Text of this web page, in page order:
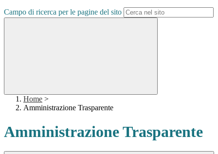
Campo di ricerca per le pagine del sito
Home >
Amministrazione Trasparente
Amministrazione Trasparente